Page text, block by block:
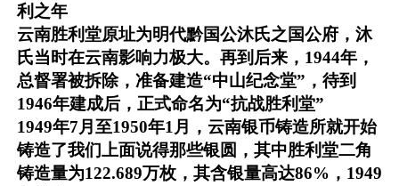
利之年
云南胜利堂原址为明代黔国公沐氏之国公府，沐
氏当时在云南影响力极大。再到后来，1944年，
总督署被拆除，准备建造“中山纪念堂”，待到
1946年建成后，正式命名为“抗战胜利堂”
1949年7月至1950年1月，云南银币铸造所就开始
铸造了我们上面说得那些银圆，其中胜利堂二角
铸造量为122.689万枚，其含银量高达86%，1949